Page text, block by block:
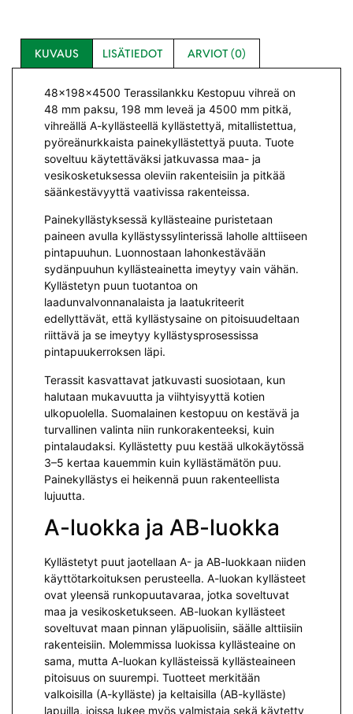
KUVAUS LISÄTIEDOT ARVIOT (0)
48x198x4500 Terassilankku Kestopuu vihreä on
48 mm paksu, 198 mm leveä ja 4500 mm pitkä,
vihreällä A-kyllästeellä kyllästettyä, mitallistettua,
pyöreänurkkaista painekyllästettyä puuta. Tuote
soveltuu käytettäväksi jatkuvassa maa- ja
vesikosketuksessa oleviin rakenteisiin ja pitkää
säänkestävyyttä vaativissa rakenteissa.
Painekyllästyksessä kyllästeaine puristetaan
paineen avulla kyllästyssylinterissä laholle alttiiseen
pintapuuhun. Luonnostaan lahonkestävään
sydänpuuhun kyllästeainetta imeytyy vain vähän.
Kyllästetyn puun tuotantoa on
laadunvalvonnanalaista ja laatukriteerit
edellyttävät, että kyllästysaine on pitoisuudeltaan
riittävä ja se imeytyy kyllästysprosessissa
pintapuukerroksen läpi.
Terassit kasvattavat jatkuvasti suosiotaan, kun
halutaan mukavuutta ja viihtyisyyttä kotien
ulkopuolella. Suomalainen kestopuu on kestävä ja
turvallinen valinta niin runkorakenteeksi, kuin
pintalaudaksi. Kyllästetty puu kestää ulkokäytössä
3–5 kertaa kauemmin kuin kyllästämätön puu.
Painekyllästys ei heikennä puun rakenteellista
lujuutta.
A-luokka ja AB-luokka
Kyllästetyt puut jaotellaan A- ja AB-luokkaan niiden
käyttötarkoituksen perusteella. A-luokan kyllästeet
ovat yleensä runkopuutavaraa, jotka soveltuvat
maa ja vesikosketukseen. AB-luokan kyllästeet
soveltuvat maan pinnan yläpuolisiin, säälle alttiisiin
rakenteisiin. Molemmissa luokissa kyllästeaine on
sama, mutta A-luokan kyllästeissä kyllästeaineen
pitoisuus on suurempi. Tuotteet merkitään
valkoisilla (A-kylläste) ja keltaisilla (AB-kylläste)
lapuilla, joissa lukee myös valmistaja sekä käytetty